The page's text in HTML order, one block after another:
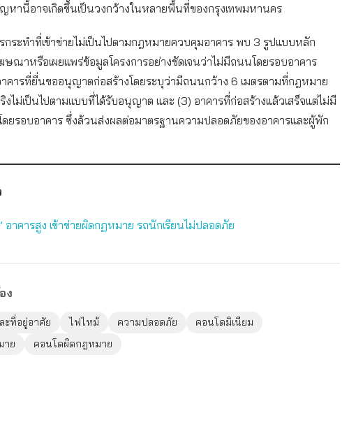
หานี้อาจเกิดขึ้นเป็นวงกว้างในหลายพื้นที่ของกรุงเทพมหานคร
ระทำที่เข้าข่ายไม่เป็นไปตามกฎหมายควบคุมอาคาร พบ 3 รูปแบบหลัก
ษณาหรือเผยแพร่ข้อมูลโครงการอย่างชัดเจนว่าไม่มีถนนโดยรอบอาคาร
าคารที่ยื่นขออนุญาตก่อสร้างโดยระบุว่ามีถนนกว้าง 6 เมตรตามที่กฎหมาย
ไม่เป็นไปตามแบบที่ได้รับอนุญาต และ (3) อาคารที่ก่อสร้างแล้วเสร็จแต่ไม่มี
ดยรอบอาคาร ซึ่งล้วนส่งผลต่อมาตรฐานความปลอดภัยของอาคารและผู้พัก
อาคารสูง เข้าข่ายผิดกฏหมาย รถนักเรียนไม่ปลอดภัย
ง
ะที่อยู่อาศัย ไฟไหม้ ความปลอดภัย
คอนโดมิเนียม
าย
คอนโดผิดกฎหมาย